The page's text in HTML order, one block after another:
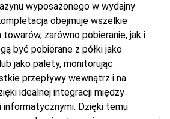
wyposażonego w wydajny
obejmuje wszelkie
zarówno pobieranie, jak i
być pobierane z półki jako
jako palety, monitorując
przepływy wewnątrz i na
idealnej integracji między
informatycznymi. Dzięki temu